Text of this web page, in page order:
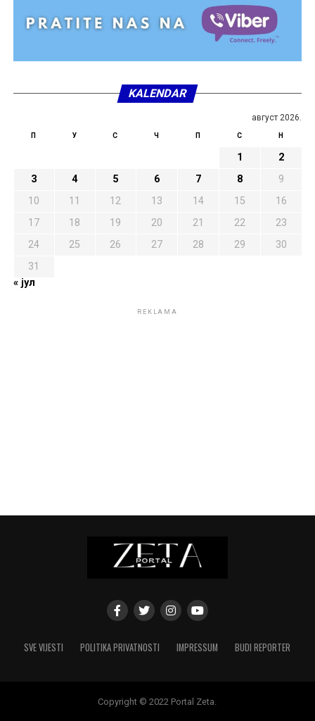
KALENDAR
август 2026.
П У С Ч П С Н
1
2
3
4 5 6 7 8
9
10
11 12 13 14 15
16
17
18 19 20 21 22
23
24
25 26 27 28 29
30
31
« јул
REKLAMA
SVE VIJESTI POLITIKA PRIVATNOSTI IMPRESSUM BUDI REPORTER
Copyright © 2022 Portal Zeta.